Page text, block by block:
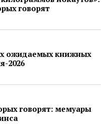
говорят
ожидаемых книжных
2026
говорят: мемуары